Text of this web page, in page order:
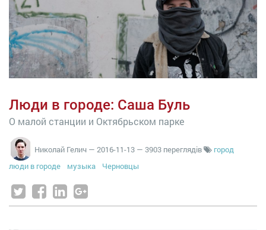
Люди в городе: Саша Буль
О малой станции и Октябрьском парке
Николай Гелич — 2016-11-13 — 3903 переглядів
город
люди в городе
музыка Черновцы